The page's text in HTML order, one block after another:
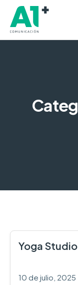
Yoga Studio
10 de julio, 2025